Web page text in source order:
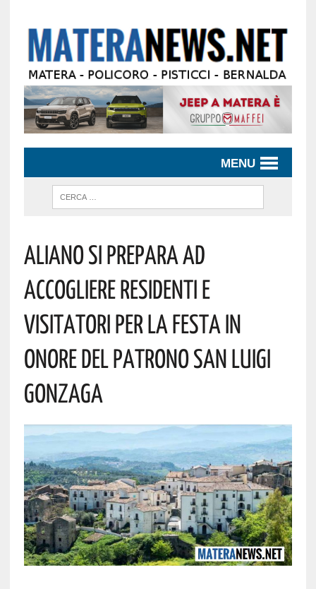
MENU
Aliano Si Prepara Ad
Accogliere Residenti E
Visitatori Per La Festa In
Onore Del Patrono San Luigi
Gonzaga